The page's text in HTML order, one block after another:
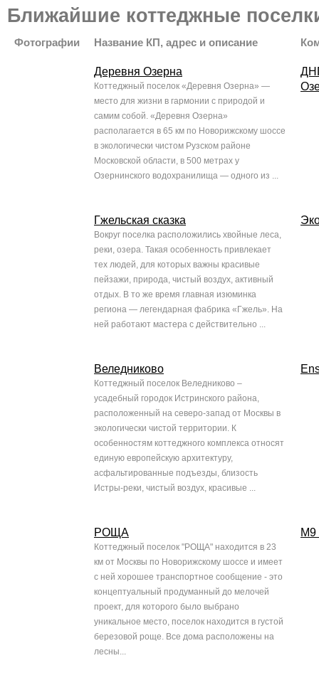
Ближайшие коттеджные
Фотографии Название КП, адрес и описание
Деревня Озерна
Коттеджный поселок «Деревня Озерна» —
место для жизни в гармонии с природой и
самим собой. «Деревня Озерна»
располагается в 65 км по Новорижскому шоссе
в экологически чистом Рузском районе
Московской области, в 500 метрах у
Озернинского водохранилища — одного из ...
Гжельская сказка
Вокруг поселка расположились хвойные леса,
реки, озера. Такая особенность привлекает
тех людей, для которых важны красивые
пейзажи, природа, чистый воздух, активный
отдых. В то же время главная изюминка
региона — легендарная фабрика «Гжель». На
ней работают мастера с действительно ...
Веледниково
Коттеджный поселок Веледниково –
усадебный городок Истринского района,
расположенный на северо-запад от Москвы в
экологически чистой территории. К
особенностям коттеджного комплекса относят
единую европейскую архитектуру,
асфальтированные подъезды, близость
Истры-реки, чистый воздух, красивые ...
РОЩА
Коттеджный поселок "РОЩА" находится в 23
км от Москвы по Новорижскому шоссе и имеет
с ней хорошее транспортное сообщение - это
концептуальный продуманный до мелочей
проект, для которого было выбрано
уникальное место, поселок находится в густой
березовой роще. Все дома расположены на
лесны...
М9